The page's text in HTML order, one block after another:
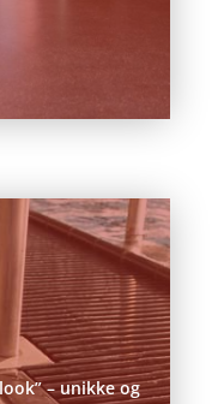
– unikke og